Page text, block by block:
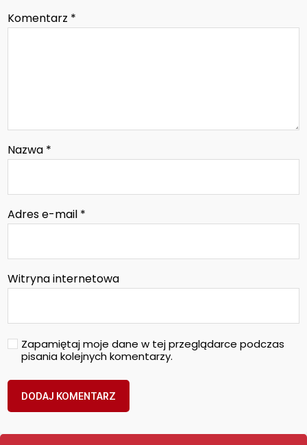
Komentarz *
Nazwa *
Adres e-mail *
Witryna internetowa
Zapamiętaj moje dane w tej przeglądarce podczas
pisania kolejnych komentarzy.